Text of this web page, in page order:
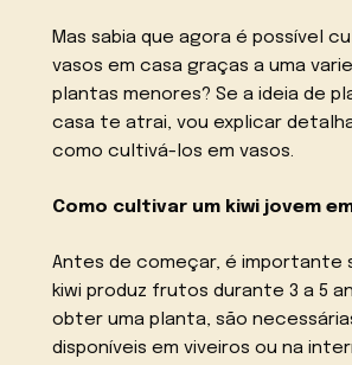
Mas sabia que agora é possível
vasos em casa graças a uma
plantas menores? Se a ideia de
casa te atrai, vou explicar
como cultivá-los em vasos.
Como cultivar um kiwi jovem
Antes de começar, é importante
kiwi produz frutos durante 3 a 5
obter uma planta, são
disponíveis em viveiros ou na